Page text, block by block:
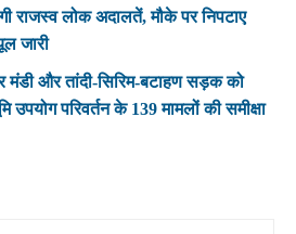
राजस्व लोक अदालतें, मौके पर निपटाए
जारी
मंडी और तांदी-सिरिम-बटाहण सड़क को
परिवर्तन के 139 मामलों की समीक्षा